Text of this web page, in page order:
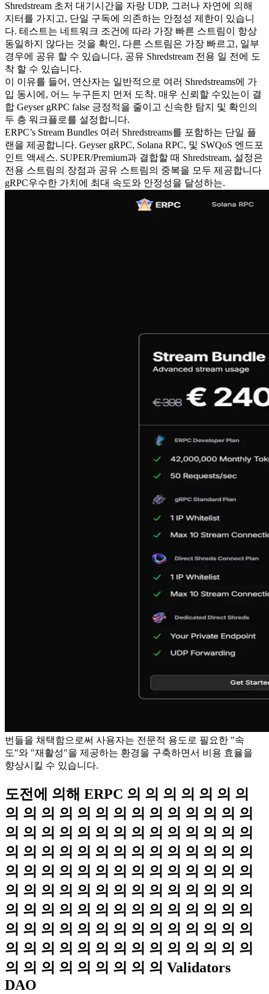
Shredstream 초저 대기시간을 자랑 UDP, 그러나 자연에 의해
지터를 가지고, 단일 구독에 의존하는 안정성 제한이 있습니
다. 테스트는 네트워크 조건에 따라 가장 빠른 스트림이 항상
동일하지 않다는 것을 확인, 다른 스트림은 가장 빠르고, 일부
경우에 공유 할 수 있습니다, 공유 Shredstream 전용 일 전에 도
착 할 수 있습니다.
이 이유를 들어, 연산자는 일반적으로 여러 Shredstreams에 가
입 동시에, 어느 누구든지 먼저 도착. 매우 신뢰할 수있는이 결
합 Geyser gRPC false 긍정적을 줄이고 신속한 탐지 및 확인의
두 층 워크플로를 설정합니다.
ERPC’s Stream Bundles 여러 Shredstreams를 포함하는 단일 플
랜을 제공합니다. Geyser gRPC, Solana RPC, 및 SWQoS 엔드포
인트 액세스. SUPER/Premium과 결합할 때 Shredstream, 설정은
전용 스트림의 장점과 공유 스트림의 중복을 모두 제공합니다
gRPC우수한 가치에 최대 속도와 안정성을 달성하는.
번들을 채택함으로써 사용자는 전문적 용도로 필요한 "속
도"와 "재활성"을 제공하는 환경을 구축하면서 비용 효율을
향상시킬 수 있습니다.
도전에 의해 ERPC 의 의 의 의 의 의 의
의 의 의 의 의 의 의 의 의 의 의 의 의 의
의 의 의 의 의 의 의 의 의 의 의 의 의 의
의 의 의 의 의 의 의 의 의 의 의 의 의 의
의 의 의 의 의 의 의 의 의 의 의 의 의 의
의 의 의 의 의 의 의 의 의 의 의 의 의 의
의 의 의 의 의 의 의 의 의 의 의 의 의 의
의 의 의 의 의 의 의 의 의 의 의 의 의 의
의 의 의 의 의 의 의 의 의 의 의 의 의 의
의 의 의 의 의 의 의 의 의 Validators
DAO